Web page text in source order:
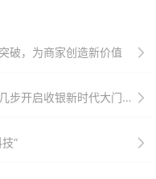
破，为商家创造新价值
大门，助力商家实现收银升级与转型
”